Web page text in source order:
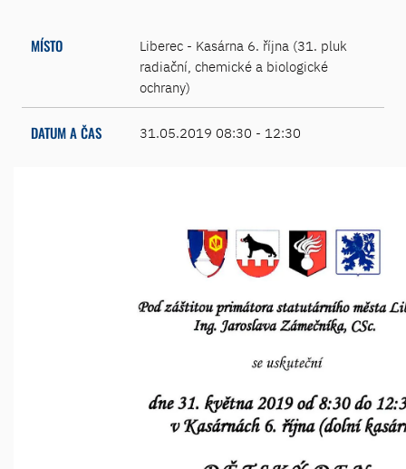
MÍSTO
Liberec - Kasárna 6. října (31. pluk
radiační, chemické a biologické
ochrany)
DATUM A ČAS 31.05.2019 08:30 - 12:30